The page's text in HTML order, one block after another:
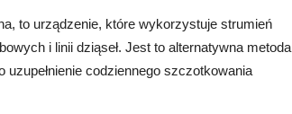
to urządzenie, które wykorzystuje strumień
i linii dziąseł. Jest to alternatywna metoda
codziennego szczotkowania